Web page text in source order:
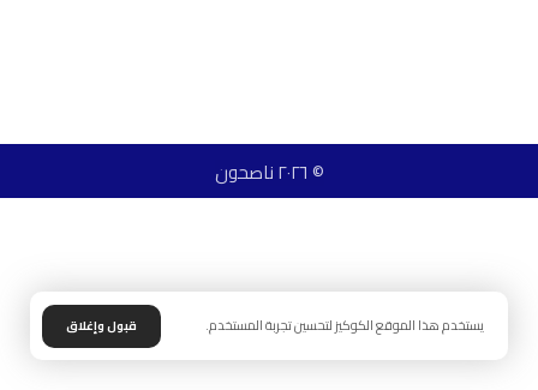
© ٢٠٢٦ ناصحون
يستخدم هذا الموقع الكوكيز لتحسين تجربة المستخدم. قبول وإغلاق